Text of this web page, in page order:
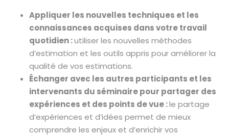
Appliquer les nouvelles techniques et les
connaissances acquises dans votre travail
quotidien :utiliser les nouvelles méthodes
d’estimation et les outils appris pour améliorer la
qualité de vos estimations.
Échanger avec les autres participants et les
intervenants du séminaire pour partager des
expériences et des points de vue :le partage
d’expériences et d’idées permet de mieux
comprendre les enjeux et d’enrichir vos